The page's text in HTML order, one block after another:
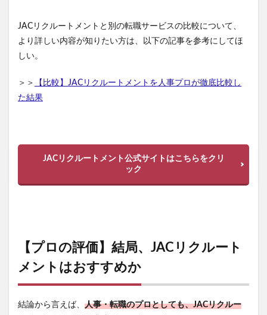
JACリクルートメントと別の転職サービスの比較について、
より詳しい内容が知りたい方は、以下の記事を参考にしてほ
しい。
＞＞
【比較】JACリクルートメントを人事プロが徹底比較し
た結果
JACリクルートメント公式サイトはこちらをクリ
ック
【プロの評価】結局、JACリクルート
メントはおすすめか
結論から言えば、 人事・転職のプロとしても、JACリクルー